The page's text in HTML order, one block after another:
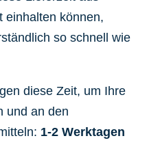
einhalten können,
so schnell wie
diese Zeit, um Ihre
und an den
1-2 Werktagen